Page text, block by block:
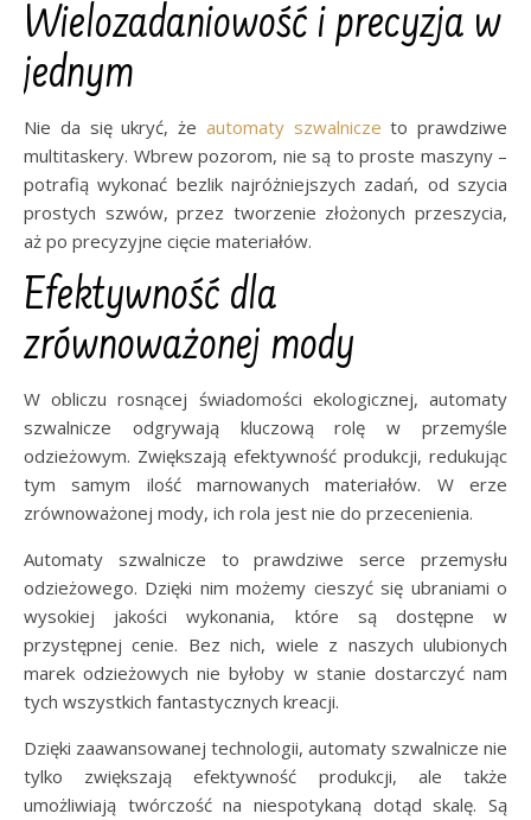
Wielozadaniowość i precyzja w
jednym
Nie da się ukryć, że automaty szwalnicze to prawdziwe
multitaskery. Wbrew pozorom, nie są to proste maszyny –
potrafią wykonać bezlik najróżniejszych zadań, od szycia
prostych szwów, przez tworzenie złożonych przeszycia,
aż po precyzyjne cięcie materiałów.
Efektywność dla
zrównoważonej mody
W obliczu rosnącej świadomości ekologicznej, automaty
szwalnicze odgrywają kluczową rolę w przemyśle
odzieżowym. Zwiększają efektywność produkcji, redukując
tym samym ilość marnowanych materiałów. W erze
zrównoważonej mody, ich rola jest nie do przecenienia.
Automaty szwalnicze to prawdziwe serce przemysłu
odzieżowego. Dzięki nim możemy cieszyć się ubraniami o
wysokiej jakości wykonania, które są dostępne w
przystępnej cenie. Bez nich, wiele z naszych ulubionych
marek odzieżowych nie byłoby w stanie dostarczyć nam
tych wszystkich fantastycznych kreacji.
Dzięki zaawansowanej technologii, automaty szwalnicze nie
tylko zwiększają efektywność produkcji, ale także
umożliwiają twórczość na niespotykaną dotąd skalę. Są